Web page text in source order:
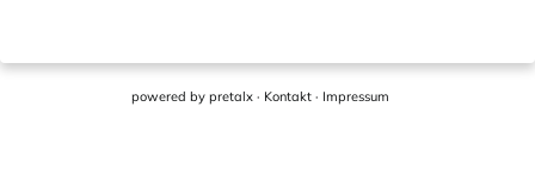
powered by pretalx · Kontakt · Impressum